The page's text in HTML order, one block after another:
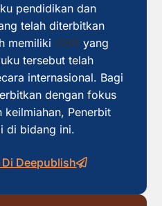
pendidikan dan
telah diterbitkan
memiliki ISBN yang
tersebut telah
internasional. Bagi
dengan fokus
Penerbit
di bidang ini.
Deepublish